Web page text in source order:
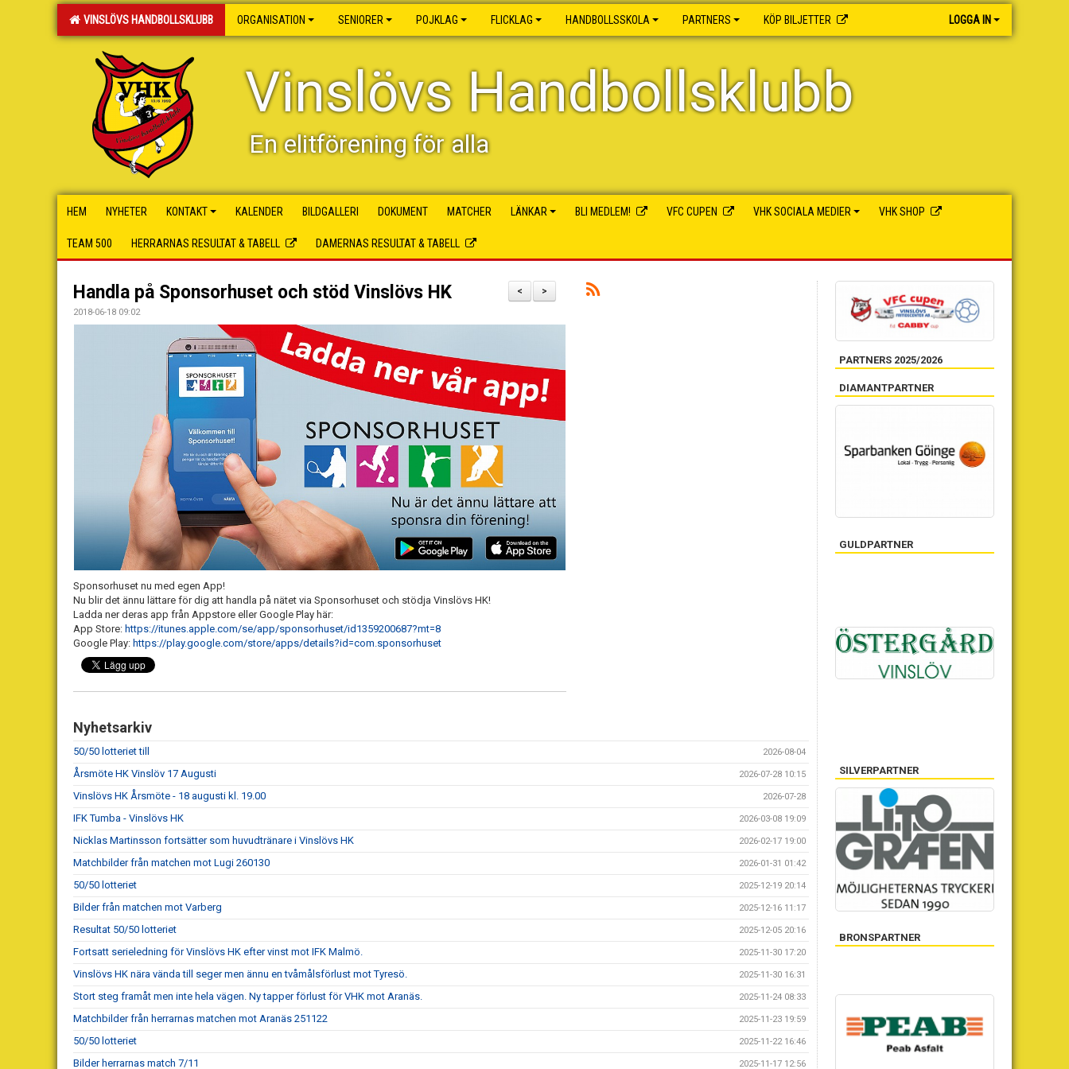
VINSLÖVS HANDBOLLSKLUBB ORGANISATION SENIORER POJKLAG FLICKLAG HANDBOLLSSKOLA PARTNERS KÖP BILJETTER LOGGA IN
Vinslövs Handbollsklubb
En elitförening för alla
HEM NYHETER KONTAKT KALENDER BILDGALLERI DOKUMENT MATCHER LÄNKAR BLI MEDLEM! VFC CUPEN VHK SOCIALA MEDIER VHK SHOP
TEAM 500 HERRARNAS RESULTAT & TABELL DAMERNAS RESULTAT & TABELL
>
<
Handla på Sponsorhuset och stöd Vinslövs HK
2018-06-18 09:02
Sponsorhuset nu med egen App!
Nu blir det ännu lättare för dig att handla på nätet via Sponsorhuset och stödja Vinslövs HK!
Ladda ner deras app från Appstore eller Google Play här:
App Store: https://itunes.apple.com/se/app/sponsorhuset/id1359200687?mt=8
Google Play: https://play.google.com/store/apps/details?id=com.sponsorhuset
Nyhetsarkiv
50/50 lotteriet till 2026-08-04
Årsmöte HK Vinslöv 17 Augusti 2026-07-28 10:15
Vinslövs HK Årsmöte - 18 augusti kl. 19.00 2026-07-28
IFK Tumba - Vinslövs HK 2026-03-08 19:09
Nicklas Martinsson fortsätter som huvudtränare i Vinslövs HK 2026-02-17 19:00
Matchbilder från matchen mot Lugi 260130 2026-01-31 01:42
50/50 lotteriet 2025-12-19 20:14
Bilder från matchen mot Varberg 2025-12-16 11:17
Resultat 50/50 lotteriet 2025-12-05 20:16
Fortsatt serieledning för Vinslövs HK efter vinst mot IFK Malmö. 2025-11-30 17:20
Vinslövs HK nära vända till seger men ännu en tvåmålsförlust mot Tyresö. 2025-11-30 16:31
Stort steg framåt men inte hela vägen. Ny tapper förlust för VHK mot Aranäs. 2025-11-24 08:33
Matchbilder från herrarnas matchen mot Aranäs 251122 2025-11-23 19:59
50/50 lotteriet 2025-11-22 16:46
Bilder herrarnas match 7/11 2025-11-17 12:56
PARTNERS 2025/2026
DIAMANTPARTNER
GULDPARTNER
SILVERPARTNER
BRONSPARTNER